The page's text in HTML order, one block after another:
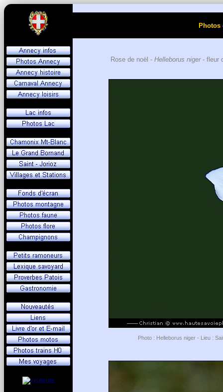
Rose de noël - Helleborus niger- fleur
Photo : Helleborus niger - Lieu :